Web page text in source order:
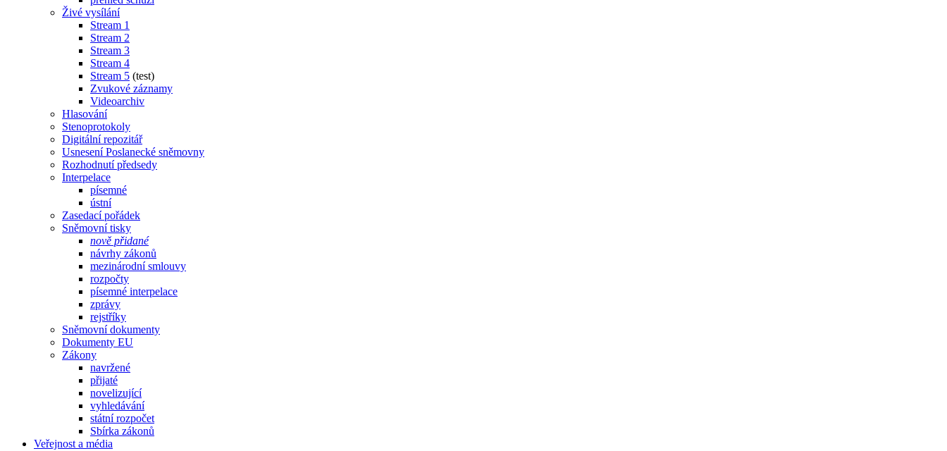
Živé vysílání
Stream 1
Stream 2
Stream 3
Stream 4
Stream 5 (test)
Zvukové záznamy
Videoarchiv
Hlasování
Stenoprotokoly
Digitální repozitář
Usnesení Poslanecké sněmovny
Rozhodnutí předsedy
Interpelace
písemné
ústní
Zasedací pořádek
Sněmovní tisky
nově přidané
návrhy zákonů
mezinárodní smlouvy
rozpočty
písemné interpelace
zprávy
rejstříky
Sněmovní dokumenty
Dokumenty EU
Zákony
navržené
přijaté
novelizující
vyhledávání
státní rozpočet
Sbírka zákonů
Veřejnost a média